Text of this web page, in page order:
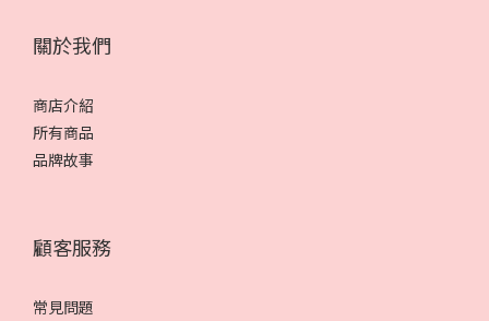
關於我們
商店介紹
所有商品
品牌故事
顧客服務
常見問題